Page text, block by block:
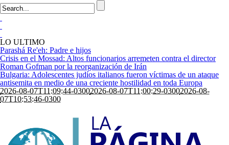
LO ULTIMO
Parashá Re'eh: Padre e hijos
Crisis en el Mossad: Altos funcionarios arremeten contra el director
Roman Gofman por la reorganización de Irán
Bulgaria: Adolescentes judíos italianos fueron víctimas de un ataque
antisemita en medio de una creciente hostilidad en toda Europa
2026-08-07T11:09:44-03002026-08-07T11:00:29-03002026-08-
07T10:53:46-0300